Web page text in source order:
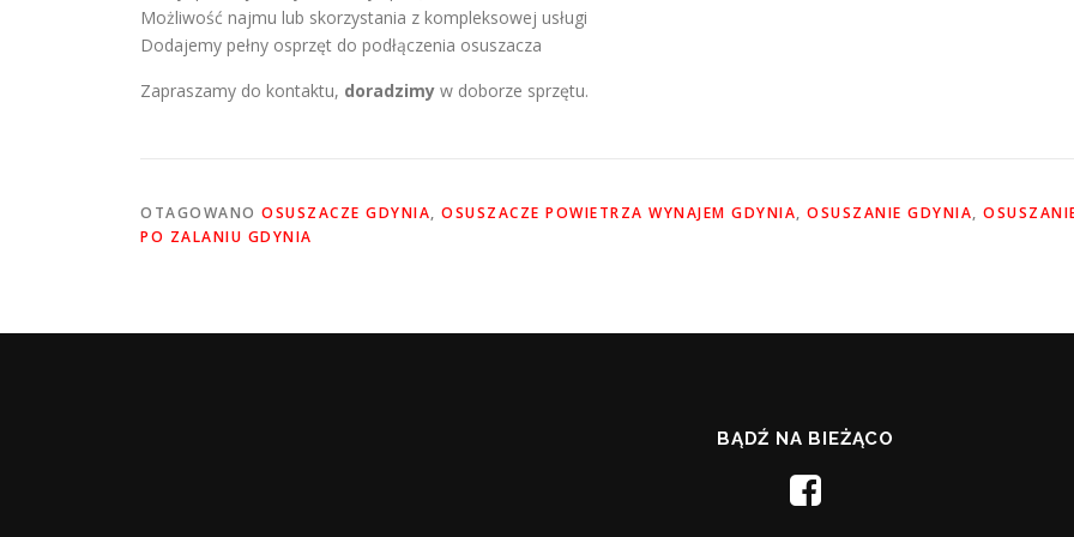
Możliwość najmu lub skorzystania z kompleksowej usługi
Dodajemy pełny osprzęt do podłączenia osuszacza
Zapraszamy do kontaktu, doradzimy w doborze sprzętu.
OTAGOWANO OSUSZACZE GDYNIA, OSUSZACZE POWIETRZA WYNAJEM GDYNIA, OSUSZANIE GDYNIA,
PO ZALANIU GDYNIA
BĄDŹ NA BIEŻĄCO